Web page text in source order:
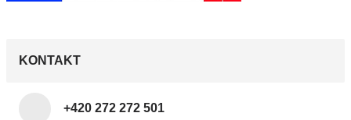
KONTAKT
+420 272 272 501